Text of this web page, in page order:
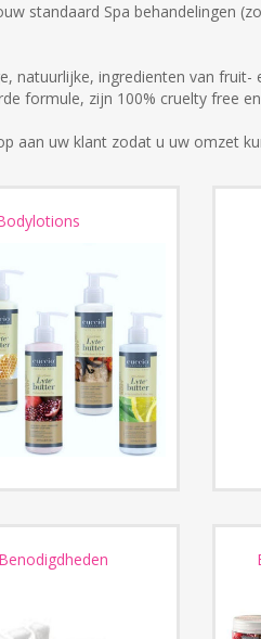
standaard Spa behandelingen
natuurlijke, ingredienten van fruit-
formule, zijn 100% cruelty free
aan uw klant zodat u uw omzet